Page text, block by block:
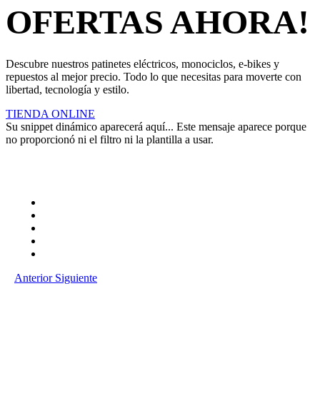
OFERTAS AHORA!
Descubre nuestros patinetes eléctricos, monociclos, e-bikes y
repuestos al mejor precio. Todo lo que necesitas para moverte con
libertad, tecnología y estilo.
TIENDA ONLINE
Su snippet dinámico aparecerá aquí... Este mensaje aparece porque
no proporcionó ni el filtro ni la plantilla a usar.
Anterior Siguiente